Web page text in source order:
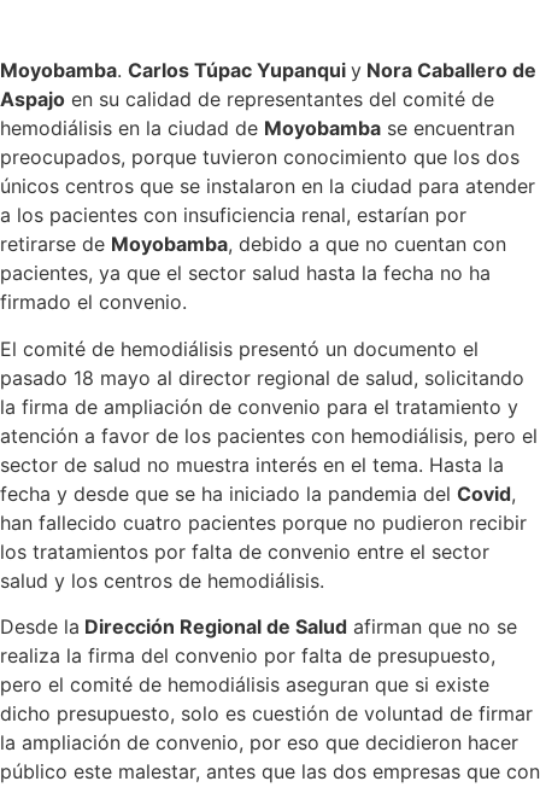
Moyobamba. Carlos Túpac Yupanqui y Nora Caballero de
Aspajo en su calidad de representantes del comité de
hemodiálisis en la ciudad de Moyobamba se encuentran
preocupados, porque tuvieron conocimiento que los dos
únicos centros que se instalaron en la ciudad para atender
a los pacientes con insuficiencia renal, estarían por
retirarse de Moyobamba, debido a que no cuentan con
pacientes, ya que el sector salud hasta la fecha no ha
firmado el convenio.
El comité de hemodiálisis presentó un documento el
pasado 18 mayo al director regional de salud, solicitando
la firma de ampliación de convenio para el tratamiento y
atención a favor de los pacientes con hemodiálisis, pero el
sector de salud no muestra interés en el tema. Hasta la
fecha y desde que se ha iniciado la pandemia del Covid,
han fallecido cuatro pacientes porque no pudieron recibir
los tratamientos por falta de convenio entre el sector
salud y los centros de hemodiálisis.
Desde la Dirección Regional de Salud afirman que no se
realiza la firma del convenio por falta de presupuesto,
pero el comité de hemodiálisis aseguran que si existe
dicho presupuesto, solo es cuestión de voluntad de firmar
la ampliación de convenio, por eso que decidieron hacer
público este malestar, antes que las dos empresas que con